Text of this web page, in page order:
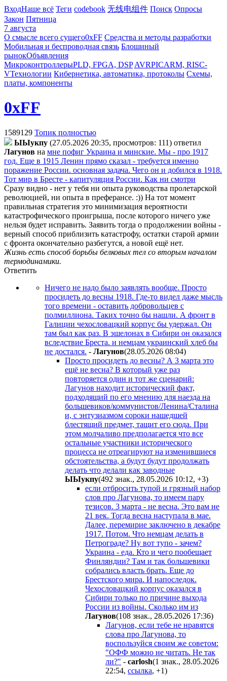
ВходНаше всё Теги codebook 无线电组件 Поиск Опросы
Закон Пятница
7 августа
О смысле всего сущего0xFF Средства и методы разработки
Мобильная и беспроводная связь Блошиный
рынокОбъявления
МикроконтроллерыPLD, FPGA, DSP AVRPICARM, RISC-
VТехнологии Кибернетика, автоматика, протоколы Схемы,
платы, компоненты
0xFF
1589129 Топик полностью
ЫЫyкпy (27.05.2026 20:35, просмотров: 111) ответил
Лaгyнoв на мне пофиг Украина и минские. Мы - про 1917
год. Еще в 1915 Ленин прямо сказал - требуется именно
поражение России. основная задача. Чего он и добился в 1918.
Тот мир в Бресте - капитуляция России. Как ни смотри
Сразу видно - нет у тебя ни опыта руководства пролетарской
революцией, ни опыта в преферансе. :)) На тот момент
правильная стратегия это минимизация вероятности
катастрофического проигрыша, после которого ничего уже
нельзя будет исправить. Заявить тогда о продолжении войны -
верный способ приблизить катастрофу, остатки старой армии
с фронта окончательно разбегутся, а новой ещё нет.
Жизнь есть способ борьбы белковых тел со вторым началом
термодинамики.
Ответить
Ничего не надо было заявлять вообще. Просто
просидеть до весны 1918. Где-то видел даже мысль
того времени - оставить добровольцев с
полмиллиона. Таких точно бы нашли. А фронт в
Галиции чехословацкий корпус бы удержал. Он
там был как раз. В эшелонах в Сибири он оказался
вследствие Бреста. и немцам украинский хлеб бы
не достался. - Лaгyнoв(28.05.2026 08:04)
Просто просидеть до весны? А 3 марта это
ещё не весна? В который уже раз
повторяется один и тот же сценарий:
Лагунов находит исторический факт,
подходящий по его мнению для наезда на
большевиков/коммунистов/Ленина/Сталина
и, с энтузиазмом сороки нашедшей
блестящий предмет, тащит его сюда. При
этом молчаливо предполагается что все
остальные участники исторического
процесса не отреагируют на изменившиеся
обстоятельства, а будут будут продолжать
делать что делали как заводные
ЫЫyкпy(492 знак., 28.05.2026 10:12, +3)
если отбросить тупой и грязный набор
слов про Лагунова, то имеем пару
тезисов. 3 марта - не весна. Это вам не
21 век. Тогда весна наступала в мае.
Далее, перемирие заключено в декабре
1917. Потом. Что немцам делать в
Петрограде? Ну вот тупо - зачем?
Украина - еда. Кто и чего пообещает
Финляндии? Там и так большевики
собрались власть брать. Еще до
Брестского мира. И напоследок.
Чехословацкий корпус оказался в
Сибири только по причине выхода
России из войны. Сколько им из
Лaгyнoв(108 знак., 28.05.2026 17:36)
Лагунов, если тебе не нравятся
слова про Лагунова, то
воспользуйся своим же советом:
"ОФФ можно не читать. Не так
ли?" - carlosh(1 знак., 28.05.2026
22:54, ссылка, +1)